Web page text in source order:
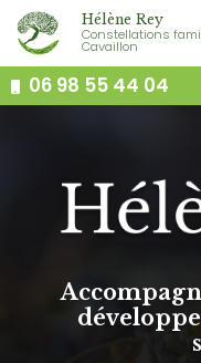
Aller
au
contenu
principal
06 98 55 44 04
Hélène Rey
Constellations familiales à
Cavaillon